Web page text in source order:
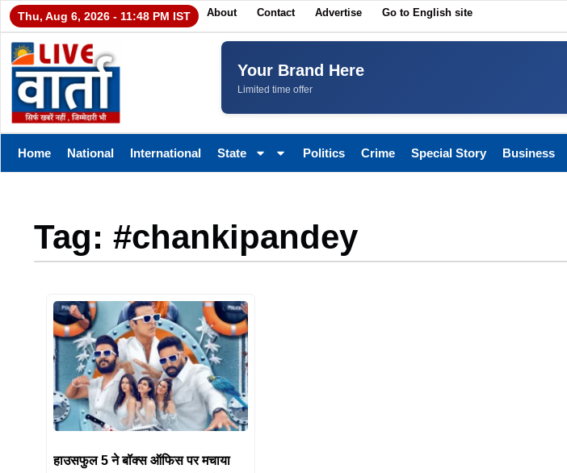
Thu, Aug 6, 2026 - 11:48 PM IST About Contact Advertise Go to English site
Your Brand Here
Limited time offer
Home National International State Politics Crime Special Story Business
Tag: #chankipandey
हाउसफुल 5 ने बॉक्स ऑफिस पर मचाया